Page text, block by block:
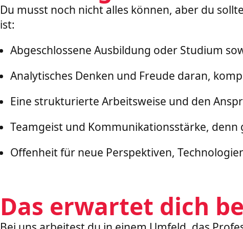
Du musst noch nicht alles können, aber du
ist:
Abgeschlossene Ausbildung oder Studium
Analytisches Denken und Freude daran,
Eine strukturierte Arbeitsweise und den
Teamgeist und Kommunikationsstärke,
Offenheit für neue Perspektiven,
Das erwartet dich